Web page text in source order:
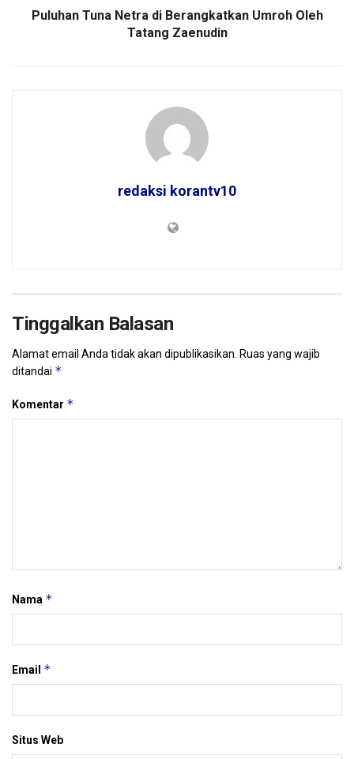
Puluhan Tuna Netra di Berangkatkan Umroh Oleh
Tatang Zaenudin
redaksi korantv10
Tinggalkan Balasan
Alamat email Anda tidak akan dipublikasikan. Ruas yang wajib
ditandai *
Komentar *
Nama *
Email *
Situs Web